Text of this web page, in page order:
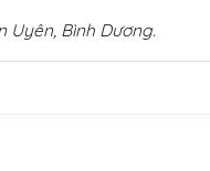
Uyên, Bình Dương.